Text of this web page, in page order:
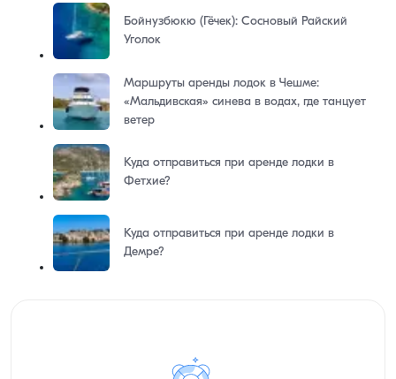
Бойнузбюкю (Гёчек): Сосновый Райский
Уголок
Маршруты аренды лодок в Чешме:
«Мальдивская» синева в водах, где танцует
ветер
Куда отправиться при аренде лодки в
Фетхие?
Куда отправиться при аренде лодки в
Демре?